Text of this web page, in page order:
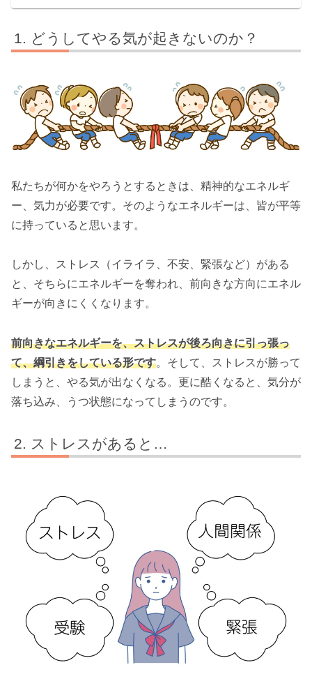
どうしてやる気が起きないのか？
私たちが何かをやろうとするときは、精神的なエネルギ
ー、気力が必要です。そのようなエネルギーは、皆が平等
に持っていると思います。
しかし、ストレス（イライラ、不安、緊張など）がある
と、そちらにエネルギーを奪われ、前向きな方向にエネル
ギーが向きにくくなります。
前向きなエネルギーを、ストレスが後ろ向きに引っ張っ
て、綱引きをしている形です。そして、ストレスが勝って
しまうと、やる気が出なくなる。更に酷くなると、気分が
落ち込み、うつ状態になってしまうのです。
ストレスがあると…